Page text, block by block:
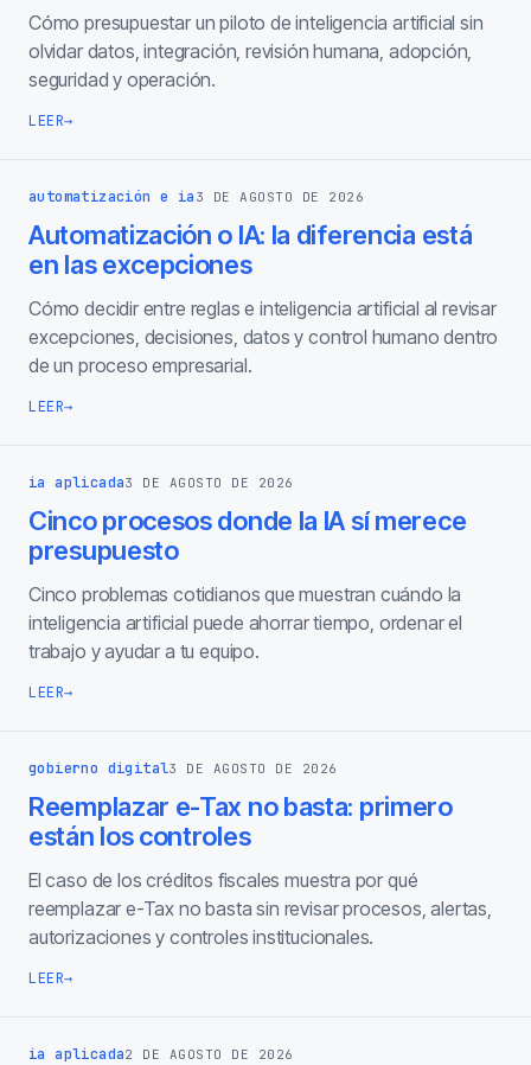
Cómo presupuestar un piloto de inteligencia artificial sin
olvidar datos, integración, revisión humana, adopción,
seguridad y operación.
LEER→
automatización e ia 3 DE AGOSTO DE 2026
Automatización o IA: la diferencia está
en las excepciones
Cómo decidir entre reglas e inteligencia artificial al revisar
excepciones, decisiones, datos y control humano dentro
de un proceso empresarial.
LEER→
ia aplicada3 DE AGOSTO DE 2026
Cinco procesos donde la IA sí merece
presupuesto
Cinco problemas cotidianos que muestran cuándo la
inteligencia artificial puede ahorrar tiempo, ordenar el
trabajo y ayudar a tu equipo.
LEER→
gobierno digital3 DE AGOSTO DE 2026
Reemplazar e-Tax no basta: primero
están los controles
El caso de los créditos fiscales muestra por qué
reemplazar e-Tax no basta sin revisar procesos, alertas,
autorizaciones y controles institucionales.
LEER→
ia aplicada2 DE AGOSTO DE 2026